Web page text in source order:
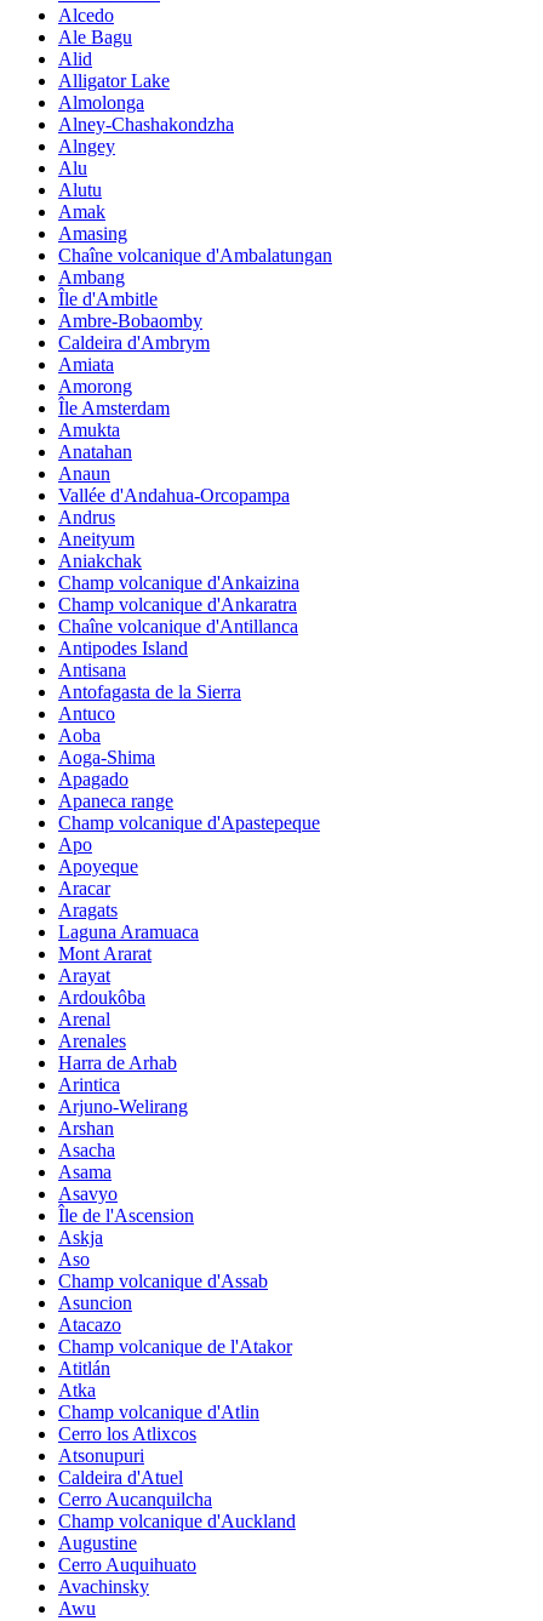
Alcedo
Ale Bagu
Alid
Alligator Lake
Almolonga
Alney-Chashakondzha
Alngey
Alu
Alutu
Amak
Amasing
Chaîne volcanique d'Ambalatungan
Ambang
Île d'Ambitle
Ambre-Bobaomby
Caldeira d'Ambrym
Amiata
Amorong
Île Amsterdam
Amukta
Anatahan
Anaun
Vallée d'Andahua-Orcopampa
Andrus
Aneityum
Aniakchak
Champ volcanique d'Ankaizina
Champ volcanique d'Ankaratra
Chaîne volcanique d'Antillanca
Antipodes Island
Antisana
Antofagasta de la Sierra
Antuco
Aoba
Aoga-Shima
Apagado
Apaneca range
Champ volcanique d'Apastepeque
Apo
Apoyeque
Aracar
Aragats
Laguna Aramuaca
Mont Ararat
Arayat
Ardoukôba
Arenal
Arenales
Harra de Arhab
Arintica
Arjuno-Welirang
Arshan
Asacha
Asama
Asavyo
Île de l'Ascension
Askja
Aso
Champ volcanique d'Assab
Asuncion
Atacazo
Champ volcanique de l'Atakor
Atitlán
Atka
Champ volcanique d'Atlin
Cerro los Atlixcos
Atsonupuri
Caldeira d'Atuel
Cerro Aucanquilcha
Champ volcanique d'Auckland
Augustine
Cerro Auquihuato
Avachinsky
Awu